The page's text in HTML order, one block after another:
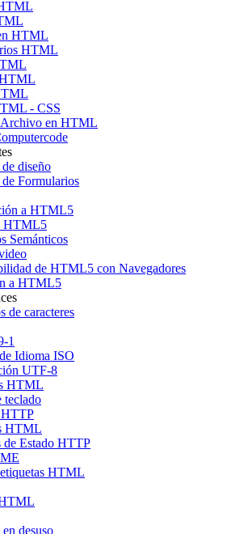
HTML
HTML
- CSS
Archivo en HTML
diseño
Formularios
a HTML5
HTML5
Semánticos
de HTML5 con Navegadores
a HTML5
de caracteres
1
Idioma ISO
UTF-8
HTML
teclado
HTML
de Estado HTTP
HTML
desuso